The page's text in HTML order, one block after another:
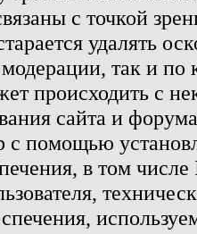
с точкой
удалять
так и по
происходить с
сайта и
с помощью
в том